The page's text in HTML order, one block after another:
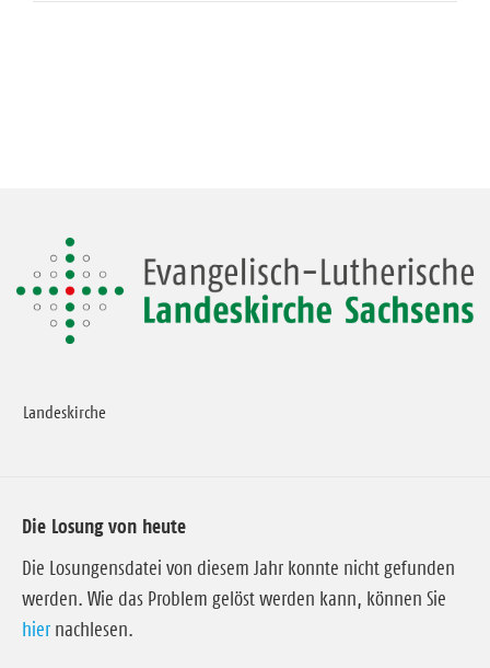
Landeskirche
Die Losung von heute
Die Losungensdatei von diesem Jahr konnte nicht gefunden
werden. Wie das Problem gelöst werden kann, können Sie
hier nachlesen.